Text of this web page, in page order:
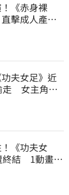
《赤身裸
擊成人產業
夫女足》近
走 女主角衰
《功夫女
終結 1動畫強